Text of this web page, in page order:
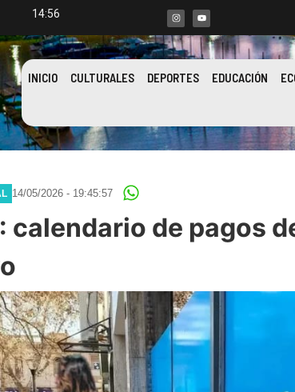
14:56
INICIO CULTURALES DEPORTES EDUCACIÓN
14/05/2026 - 19:45:57
calendario de pagos